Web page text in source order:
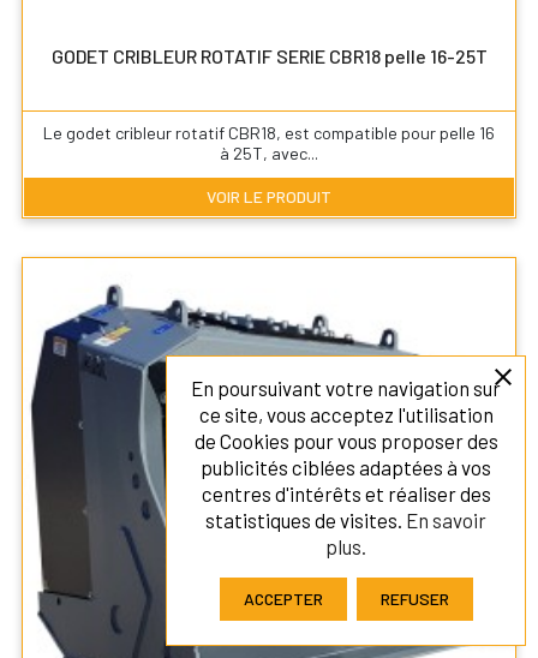
GODET CRIBLEUR ROTATIF SERIE CBR18 pelle 16-25T
Le godet cribleur rotatif CBR18, est compatible pour pelle 16
à 25T, avec...
VOIR LE PRODUIT
En poursuivant votre navigation sur
ce site, vous acceptez l'utilisation
de Cookies pour vous proposer des
publicités ciblées adaptées à vos
centres d'intérêts et réaliser des
statistiques de visites. En savoir
plus.
ACCEPTER REFUSER
close